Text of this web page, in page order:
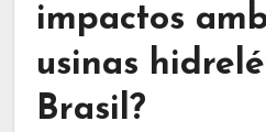
impactos
usinas
Brasil?